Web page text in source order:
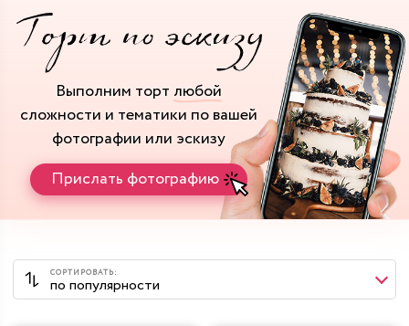
Выполним торт любой
сложности и тематики по вашей
фотографии или эскизу
Прислать фотографию